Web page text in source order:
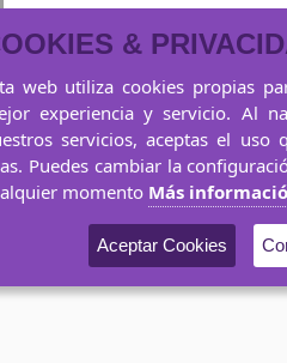
Udal
&
web utiliza cookies propias
experiencia y servicio. Al
servicios, aceptas el uso
Puedes cambiar la
momento Más
Aceptar Cookies